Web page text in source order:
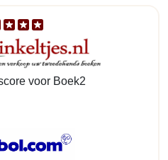
voor Boek2